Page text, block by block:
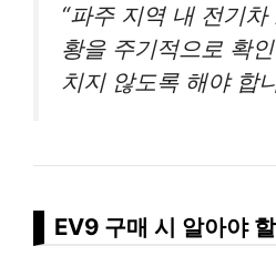
“파주 지역 내 전기
황을 주기적으로 확
치지 않도록 해야 합
EV9 구매 시 알아야